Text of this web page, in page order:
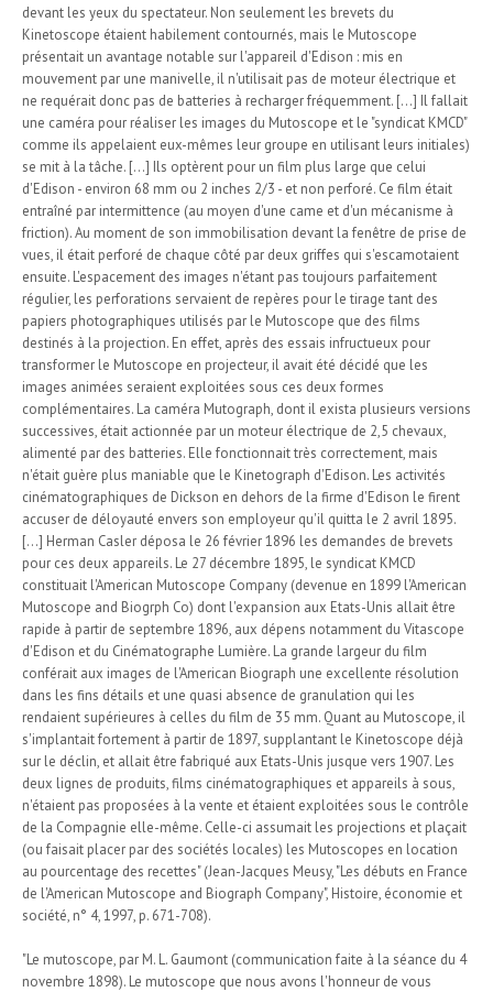
devant les yeux du spectateur. Non seulement les brevets du
Kinetoscope étaient habilement contournés, mais le Mutoscope
présentait un avantage notable sur l'appareil d'Edison : mis en
mouvement par une manivelle, il n'utilisait pas de moteur électrique et
ne requérait donc pas de batteries à recharger fréquemment. [...] Il fallait
une caméra pour réaliser les images du Mutoscope et le "syndicat KMCD"
comme ils appelaient eux-mêmes leur groupe en utilisant leurs initiales)
se mit à la tâche. [...] Ils optèrent pour un film plus large que celui
d'Edison - environ 68 mm ou 2 inches 2/3 - et non perforé. Ce film était
entraîné par intermittence (au moyen d'une came et d'un mécanisme à
friction). Au moment de son immobilisation devant la fenêtre de prise de
vues, il était perforé de chaque côté par deux griffes qui s'escamotaient
ensuite. L'espacement des images n'étant pas toujours parfaitement
régulier, les perforations servaient de repères pour le tirage tant des
papiers photographiques utilisés par le Mutoscope que des films
destinés à la projection. En effet, après des essais infructueux pour
transformer le Mutoscope en projecteur, il avait été décidé que les
images animées seraient exploitées sous ces deux formes
complémentaires. La caméra Mutograph, dont il exista plusieurs versions
successives, était actionnée par un moteur électrique de 2,5 chevaux,
alimenté par des batteries. Elle fonctionnait très correctement, mais
n'était guère plus maniable que le Kinetograph d'Edison. Les activités
cinématographiques de Dickson en dehors de la firme d'Edison le firent
accuser de déloyauté envers son employeur qu'il quitta le 2 avril 1895.
[...] Herman Casler déposa le 26 février 1896 les demandes de brevets
pour ces deux appareils. Le 27 décembre 1895, le syndicat KMCD
constituait l'American Mutoscope Company (devenue en 1899 l'American
Mutoscope and Biogrph Co) dont l'expansion aux Etats-Unis allait être
rapide à partir de septembre 1896, aux dépens notamment du Vitascope
d'Edison et du Cinématographe Lumière. La grande largeur du film
conférait aux images de l'American Biograph une excellente résolution
dans les fins détails et une quasi absence de granulation qui les
rendaient supérieures à celles du film de 35 mm. Quant au Mutoscope, il
s'implantait fortement à partir de 1897, supplantant le Kinetoscope déjà
sur le déclin, et allait être fabriqué aux Etats-Unis jusque vers 1907. Les
deux lignes de produits, films cinématographiques et appareils à sous,
n'étaient pas proposées à la vente et étaient exploitées sous le contrôle
de la Compagnie elle-même. Celle-ci assumait les projections et plaçait
(ou faisait placer par des sociétés locales) les Mutoscopes en location
au pourcentage des recettes" (Jean-Jacques Meusy, "Les débuts en France
de l'American Mutoscope and Biograph Company", Histoire, économie et
société, n° 4, 1997, p. 671-708).
"Le mutoscope, par M. L. Gaumont (communication faite à la séance du 4
novembre 1898). Le mutoscope que nous avons l'honneur de vous